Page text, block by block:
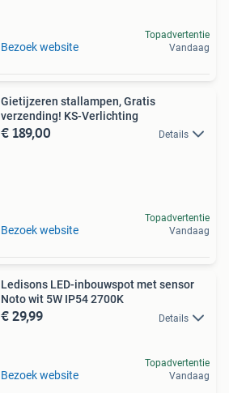
Bezoek website
Topadvertentie
Vandaag
Gietijzeren stallampen, Gratis
verzending! KS-Verlichting
€ 189,00 Details
Bezoek website
Topadvertentie
Vandaag
Ledisons LED-inbouwspot met sensor
Noto wit 5W IP54 2700K
€ 29,99 Details
Bezoek website
Topadvertentie
Vandaag